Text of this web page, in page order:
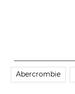
Abercrombie